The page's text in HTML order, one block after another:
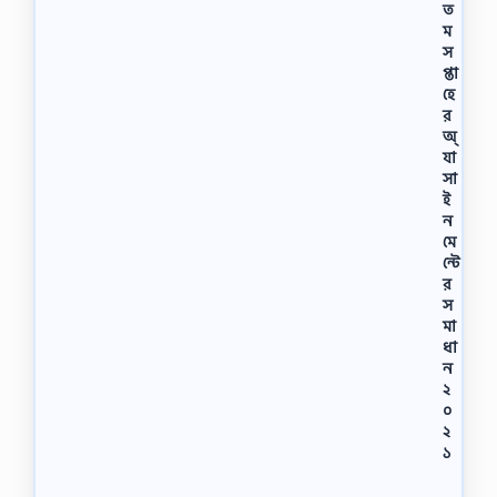
ত
ম
স
প্তা
হে
র
অ্
যা
সা
ই
ন
মে
ন্টে
র
স
মা
ধা
ন
২
০
২
১